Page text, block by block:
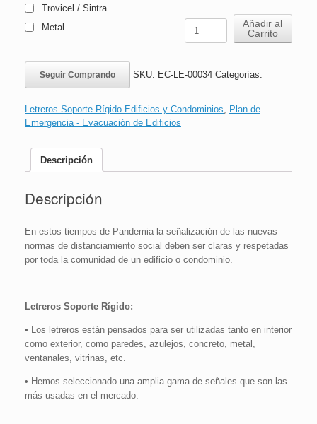
Trovicel / Sintra
Metal
Letrero
Extintor
Uso
16x24cm
cantidad
Añadir al
Carrito
Seguir Comprando SKU: EC-LE-00034 Categorías:
Letreros Soporte Rígido Edificios y Condominios, Plan de
Emergencia - Evacuación de Edificios
Descripción
Descripción
En estos tiempos de Pandemia la señalización de las nuevas
normas de distanciamiento social deben ser claras y respetadas
por toda la comunidad de un edificio o condominio.
Letreros Soporte Rígido:
• Los letreros están pensados para ser utilizadas tanto en interior
como exterior, como paredes, azulejos, concreto, metal,
ventanales, vitrinas, etc.
• Hemos seleccionado una amplia gama de señales que son las
más usadas en el mercado.